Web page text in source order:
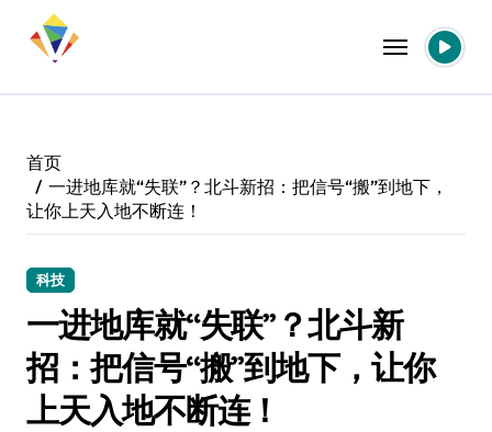
首页
一进地库就“失联”？北斗新招：把信号“搬”到地下，
让你上天入地不断连！
科技
一进地库就“失联”？北斗新
招：把信号“搬”到地下，让你
上天入地不断连！